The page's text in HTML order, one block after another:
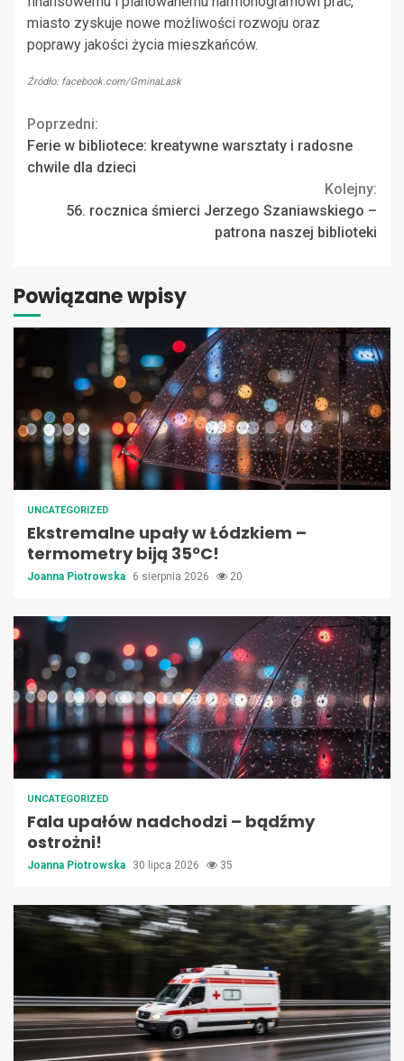
miasto zyskuje nowe możliwości rozwoju oraz
poprawy jakości życia mieszkańców.
Źródło: facebook.com/GminaLask
Continue
Reading
Poprzedni:
Ferie w bibliotece: kreatywne warsztaty i radosne
chwile dla dzieci
Kolejny:
56. rocznica śmierci Jerzego Szaniawskiego –
patrona naszej biblioteki
Powiązane wpisy
UNCATEGORIZED
Ekstremalne upały w Łódzkiem –
termometry biją 35ºC!
Joanna Piotrowska 6 sierpnia 2026 20
UNCATEGORIZED
Fala upałów nadchodzi – bądźmy
ostrożni!
Joanna Piotrowska 30 lipca 2026 35